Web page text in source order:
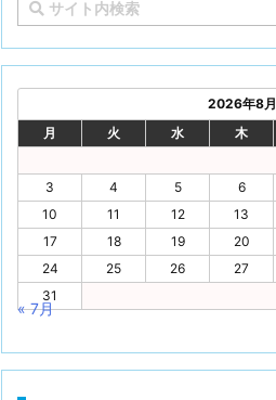
2026年8月
月
火 水 木
3
4 5 6
10
11 12 13
17
18 19 20
24
25 26 27
31
« 7月